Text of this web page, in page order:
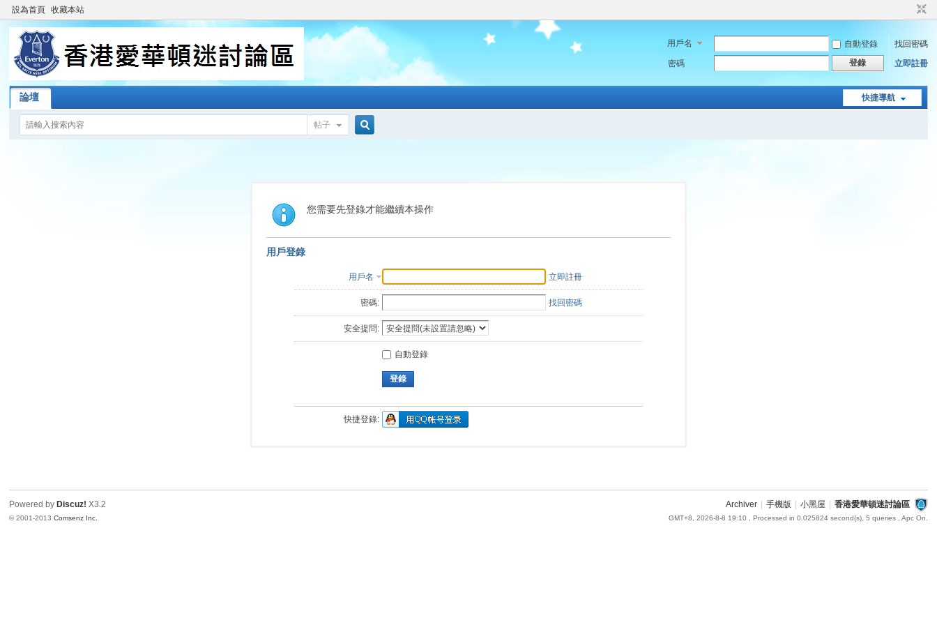
設為首頁 收藏本站
用戶名 自動登錄
找回密碼
密碼
登錄 立即註冊
快捷導航
論壇
帖子
索
您需要先登錄才能繼續本操作
用戶登錄
用戶名 立即註冊
密碼: 找回密碼
安全提問:
自動登錄
登錄
快捷登錄:
Archiver 手機版 小黑屋 香港愛華頓迷討論區
GMT+8, 2026-8-8 19:10 , Processed in 0.025824 second(s), 5 queries , Apc On.
Powered by Discuz! X3.2
© 2001-2013Comsenz Inc.